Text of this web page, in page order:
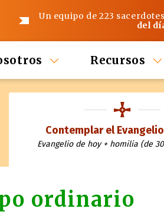
Un equipo de 223
del
Recursos
Contemplar el
Evangelio de hoy + homilia (de
ordinario